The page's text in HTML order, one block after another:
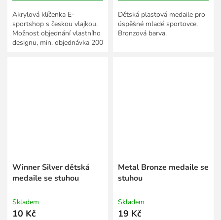
Akrylová klíčenka E-
sportshop s českou vlajkou.
Možnost objednání vlastního
designu, min. objednávka 200
Dětská plastová medaile pro
úspěšné mladé sportovce.
Bronzová barva.
Winner Silver dětská
medaile se stuhou
Skladem
10 Kč
Metal Bronze medaile se
stuhou
Skladem
19 Kč